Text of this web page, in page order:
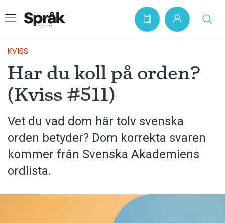
Hem
Artiklar
Krönikor
Språkfrågor
Skrivtips
Bokrecensioner
Kviss
KVISS
Har du koll på orden?
(Kviss #511)
Vet du vad dom här tolv svenska
orden betyder? Dom korrekta svaren
kommer från Svenska Akademiens
ordlista.